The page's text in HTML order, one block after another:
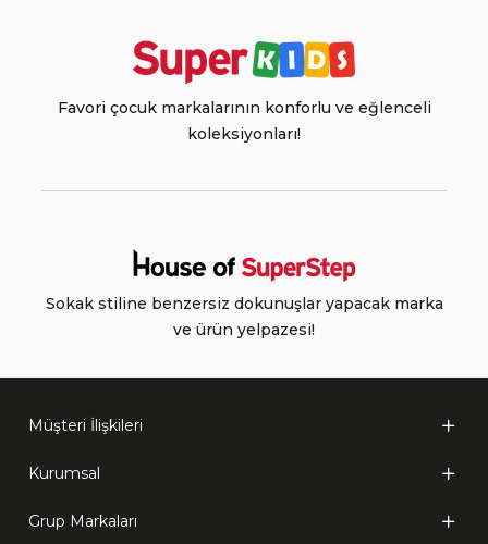
Favori çocuk markalarının konforlu ve eğlenceli
koleksiyonları!
Sokak stiline benzersiz dokunuşlar yapacak marka
ve ürün yelpazesi!
Müşteri İlişkileri
Kurumsal
Grup Markaları